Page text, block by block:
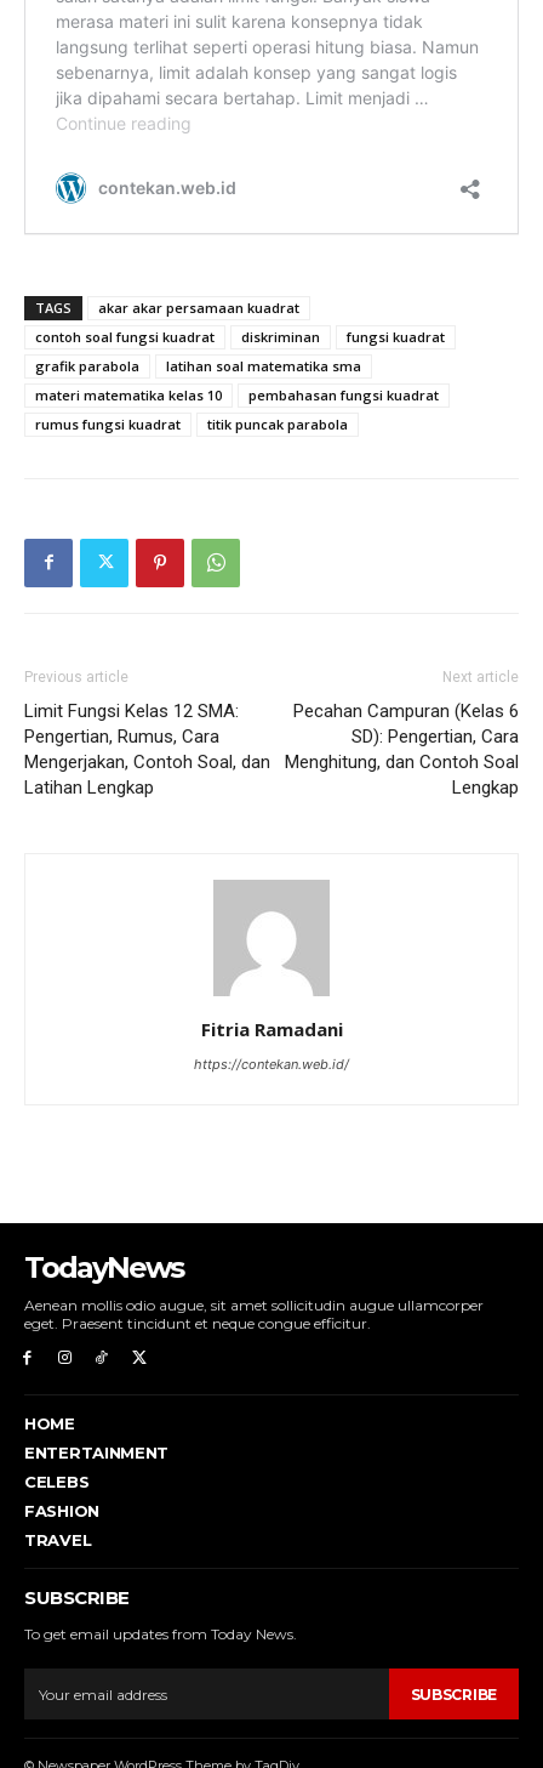
TAGS
akar akar persamaan kuadrat
contoh soal fungsi kuadrat
diskriminan
fungsi kuadrat
grafik parabola
latihan soal matematika sma
materi matematika kelas 10
pembahasan fungsi kuadrat
rumus fungsi kuadrat
titik puncak parabola
Previous article
Limit Fungsi Kelas 12 SMA:
Pengertian, Rumus, Cara
Mengerjakan, Contoh Soal, dan
Latihan Lengkap
Next article
Pecahan Campuran (Kelas 6
SD): Pengertian, Cara
Menghitung, dan Contoh Soal
Lengkap
Fitria Ramadani
https://contekan.web.id/
TodayNews
Aenean mollis odio augue, sit amet sollicitudin augue ullamcorper
eget. Praesent tincidunt et neque congue efficitur.
HOME
ENTERTAINMENT
CELEBS
FASHION
TRAVEL
SUBSCRIBE
To get email updates from Today News.
SUBSCRIBE